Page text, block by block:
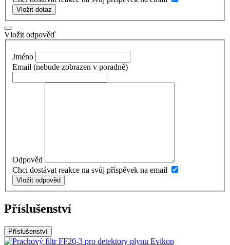
Vložit dotaz
Vložit odpověď
Jméno
Email (nebude zobrazen v poradně)
Odpověd
Chci dostávat reakce na svůj příspěvek na email
Vložit odpověd
Příslušenství
Příslušenství